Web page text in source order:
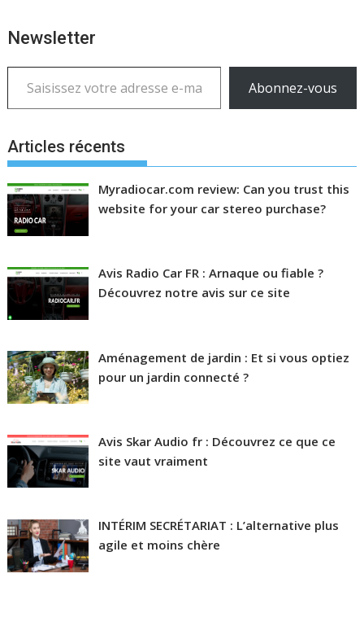
Newsletter
Saisissez votre adresse e-mail…
Abonnez-vous
Articles récents
Myradiocar.com review: Can you trust this
website for your car stereo purchase?
Avis Radio Car FR : Arnaque ou fiable ?
Découvrez notre avis sur ce site
Aménagement de jardin : Et si vous optiez
pour un jardin connecté ?
Avis Skar Audio fr : Découvrez ce que ce
site vaut vraiment
INTÉRIM SECRÉTARIAT : L’alternative plus
agile et moins chère